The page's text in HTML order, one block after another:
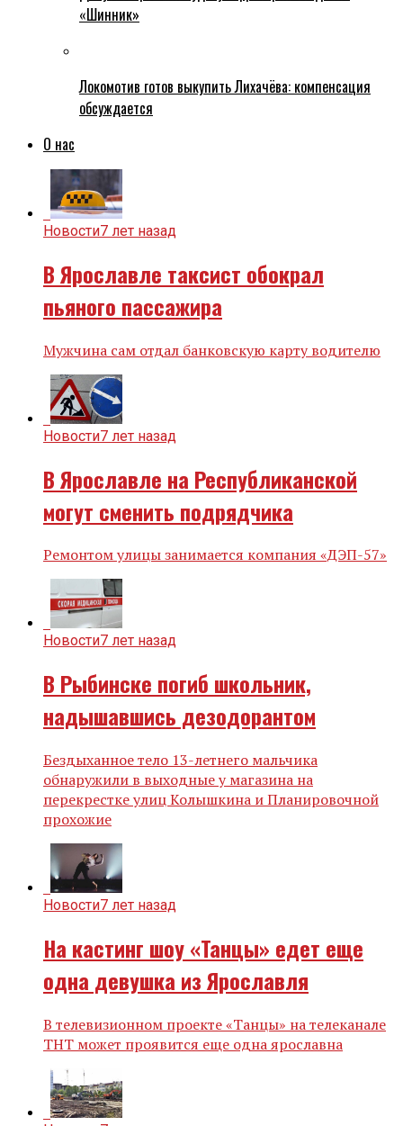
«Шинник»
Локомотив готов выкупить Лихачёва: компенсация
обсуждается
О нас
Новости7 лет назад
В Ярославле таксист обокрал
пьяного пассажира
Мужчина сам отдал банковскую карту водителю
Новости7 лет назад
В Ярославле на Республиканской
могут сменить подрядчика
Ремонтом улицы занимается компания «ДЭП-57»
Новости7 лет назад
В Рыбинске погиб школьник,
надышавшись дезодорантом
Бездыханное тело 13-летнего мальчика
обнаружили в выходные у магазина на
перекрестке улиц Колышкина и Планировочной
прохожие
Новости7 лет назад
На кастинг шоу «Танцы» едет еще
одна девушка из Ярославля
В телевизионном проекте «Танцы» на телеканале
ТНТ может проявится еще одна ярославна